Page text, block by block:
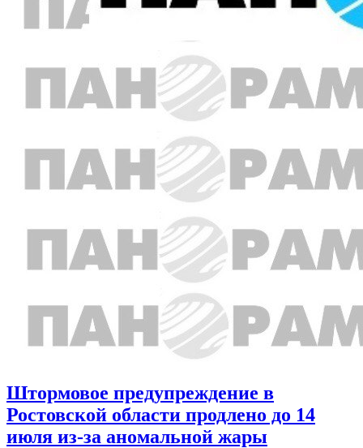
Штормовое предупреждение в
Ростовской области продлено до 14
июля из-за аномальной жары